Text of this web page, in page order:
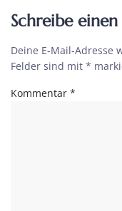
Schreibe
Deine E-Mail-Adresse
Felder sind mit *
Kommentar *